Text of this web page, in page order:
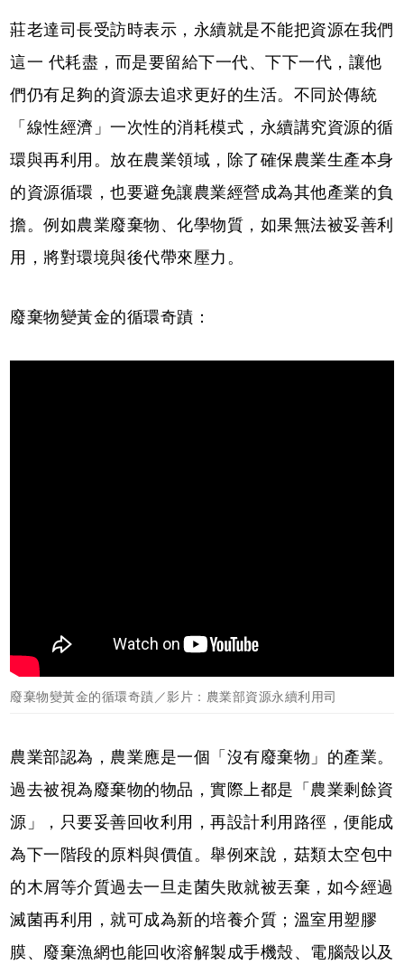
莊老達司長受訪時表示，永續就是不能把資源在我們
這一 代耗盡，而是要留給下一代、下下一代，讓他
們仍有足夠的資源去追求更好的生活。不同於傳統
「線性經濟」一次性的消耗模式，永續講究資源的循
環與再利用。放在農業領域，除了確保農業生產本身
的資源循環，也要避免讓農業經營成為其他產業的負
擔。例如農業廢棄物、化學物質，如果無法被妥善利
用，將對環境與後代帶來壓力。
廢棄物變黃金的循環奇蹟：
廢棄物變黃金的循環奇蹟／影片：農業部資源永續利用司
農業部認為，農業應是一個「沒有廢棄物」的產業。
過去被視為廢棄物的物品，實際上都是「農業剩餘資
源」，只要妥善回收利用，再設計利用路徑，便能成
為下一階段的原料與價值。舉例來說，菇類太空包中
的木屑等介質過去一旦走菌失敗就被丟棄，如今經過
滅菌再利用，就可成為新的培養介質；溫室用塑膠
膜、廢棄漁網也能回收溶解製成手機殼、電腦殼以及